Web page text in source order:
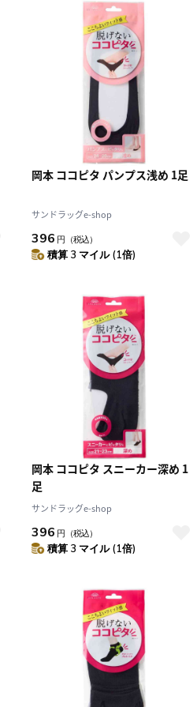
岡本 ココピタ パンプス浅め 1足
サンドラッグe-shop
396 円 （税込）
積算 3 マイル (1倍)
岡本 ココピタ スニーカー深め 1
足
サンドラッグe-shop
396 円 （税込）
積算 3 マイル (1倍)